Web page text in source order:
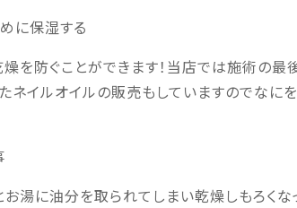
に保湿する
を防ぐことができます！当店では施術の最
ネイルオイルの販売もしていますのでなに
とお湯に油分を取られてしまい乾燥